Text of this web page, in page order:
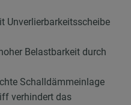
Unverlierbarkeitsscheibe
Belastbarkeit durch
Schalldämmeinlage
verhindert das